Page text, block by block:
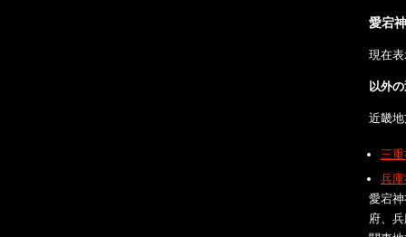
愛宕
現在
以外
近畿
三
兵
愛宕
府、